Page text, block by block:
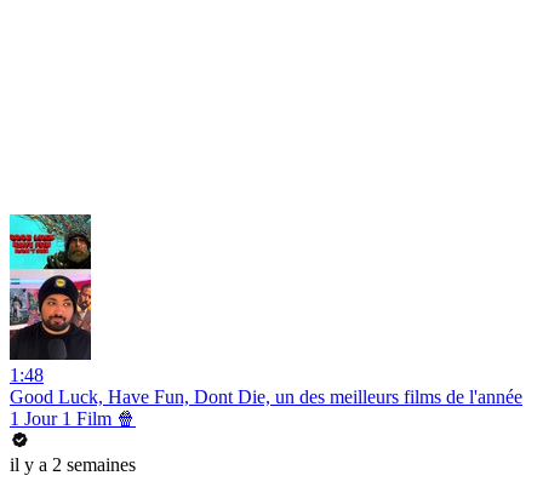
1:48
Good Luck, Have Fun, Dont Die, un des meilleurs films de l'année
1 Jour 1 Film 🍿
il y a 2 semaines